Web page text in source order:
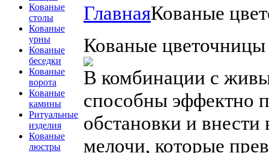
Кованые
столы
Кованые
урны
Кованые
беседки
Кованые
ворота
Кованые
камины
Ритуальные
изделия
Кованые
люстры
ГлавнаяКованые
Кованые
В комбинации с
способны эффектно
обстановки и
мелочи, которые